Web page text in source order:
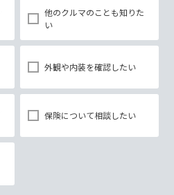
他のクルマのことも知りた
い
外観や内装を確認したい
保険について相談したい